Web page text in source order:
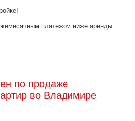
платежом ниже аренды
по продаже
во Владимире